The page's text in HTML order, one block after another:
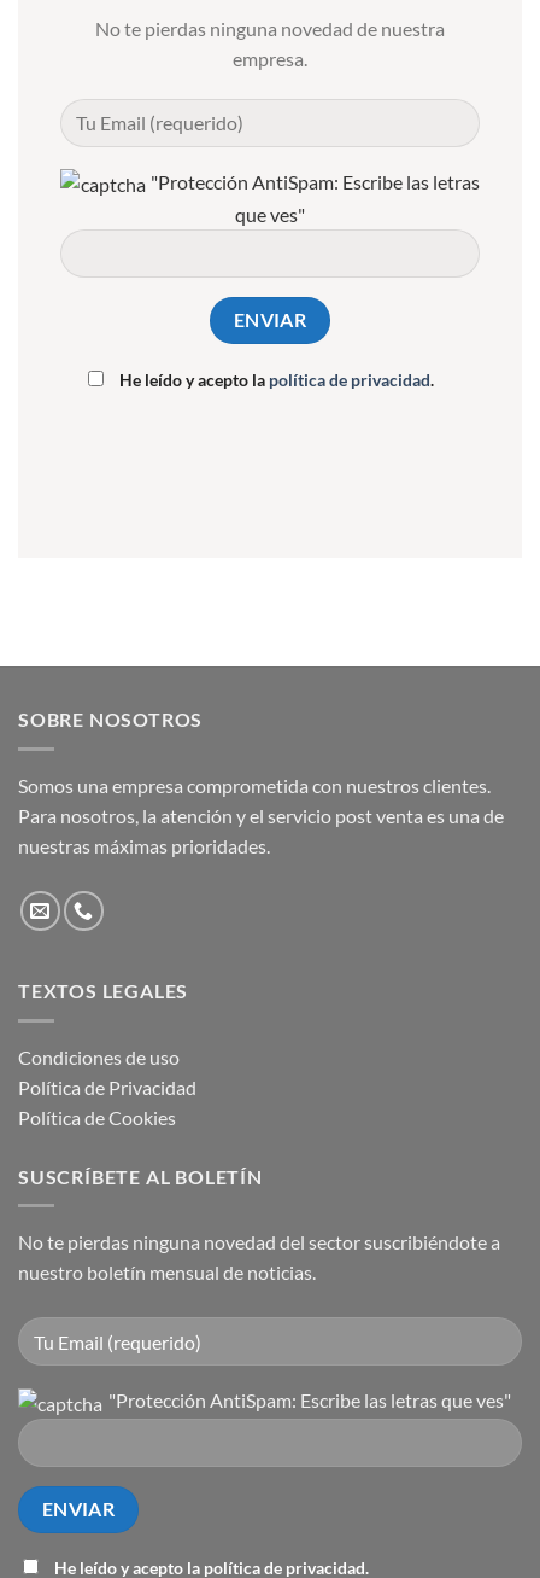
No te pierdas ninguna novedad de nuestra
empresa.
"Protección AntiSpam: Escribe las letras
que ves"
He leído y acepto la política de privacidad.
SOBRE NOSOTROS
Somos una empresa comprometida con nuestros clientes.
Para nosotros, la atención y el servicio post venta es una de
nuestras máximas prioridades.
TEXTOS LEGALES
Condiciones de uso
Política de Privacidad
Política de Cookies
SUSCRÍBETE AL BOLETÍN
No te pierdas ninguna novedad del sector suscribiéndote a
nuestro boletín mensual de noticias.
"Protección AntiSpam: Escribe las letras que ves"
He leído y acepto la política de privacidad.